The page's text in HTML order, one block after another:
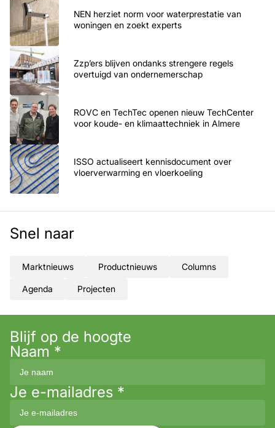
NEN herziet norm voor waterprestatie van
woningen en zoekt experts
Zzp’ers blijven ondanks strengere regels
overtuigd van ondernemerschap
ROVC en TechTec openen nieuw TechCenter
voor koude- en klimaattechniek in Almere
ISSO actualiseert kennisdocument over
vloerverwarming en vloerkoeling
Snel naar
Marktnieuws Productnieuws Columns
Agenda Projecten
Blijf op de hoogte
Naam *
Je e-mailadres *